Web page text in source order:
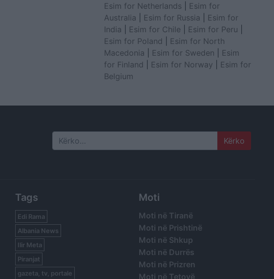
Esim for Netherlands
Esim for
Australia
Esim for Russia
Esim for
India
Esim for Chile Esim for Peru
Esim for Poland
Esim for North
Macedonia
Esim for Sweden
Esim
for Finland
Esim for Norway
Esim for
Belgium
Search
Tags
Edi Rama
Albania News
Ilir Meta
Piranjat
gazeta, tv, portale
Moti
Moti në Tiranë
Moti në Prishtinë
Moti në Shkup
Moti në Durrës
Moti në Prizren
Moti në Tetovë